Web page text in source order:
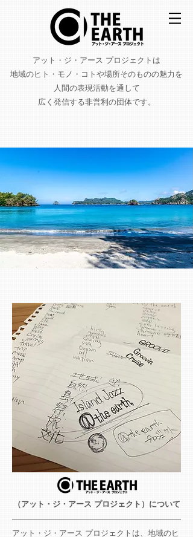
アット・ジ・アース プロジェクトは
地域のヒト・モノ・コトや場所そのものの魅力を
人間の表現活動を通して
広く発信する非営利の団体です。
（アット・ジ・アース プロジェクト）について
アット・ジ・アース プロジェクトは、地域のヒ